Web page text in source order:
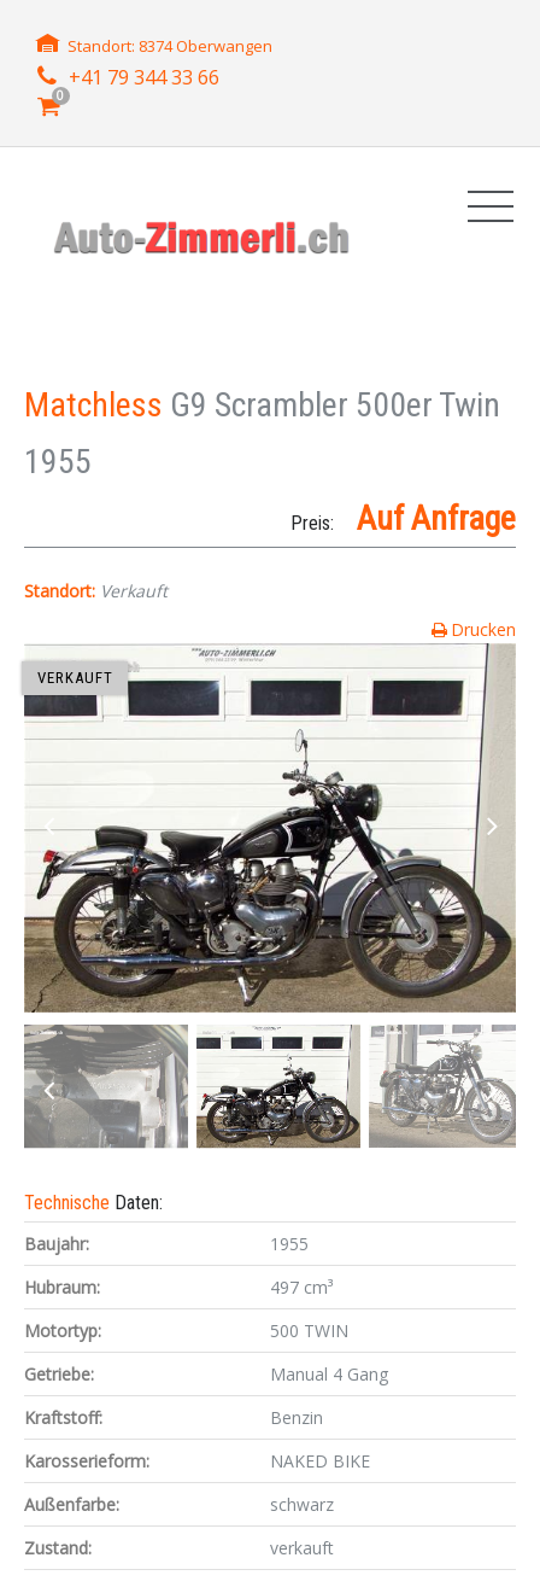
Standort: 8374 Oberwangen
+41 79 344 33 66
0
Matchless G9 Scrambler 500er Twin
1955
Preis: Auf Anfrage
Standort: Verkauft
Drucken
VERKAUFT
Technische Daten:
Baujahr:
1955
Hubraum:
497 cm³
Motortyp:
500 TWIN
Getriebe:
Manual 4 Gang
Kraftstoff:
Benzin
Karosserieform:
NAKED BIKE
Außenfarbe:
schwarz
Zustand:
verkauft